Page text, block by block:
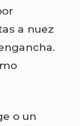
a nuez
o un